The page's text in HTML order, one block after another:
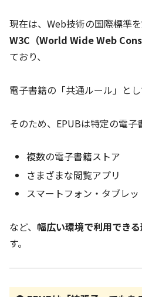
現在は、Web技術の国際標準
W3C（World Wide Web
ており、
電子書籍の「共通ルール」と
そのため、EPUBは特定の電子
複数の電子書籍ストア
さまざまな閲覧アプリ
スマートフォン・タブレッ
など、 幅広い環境で利用でき
す。